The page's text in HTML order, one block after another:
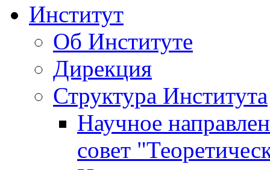
Институт
Об Институте
Дирекция
Структура Института
Научное
совет